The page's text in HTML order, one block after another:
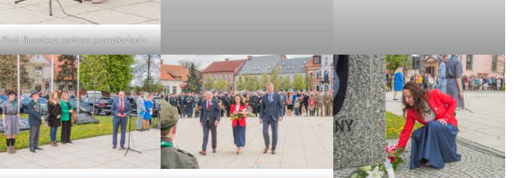
Pani Burmistrz podczas przemówienia.